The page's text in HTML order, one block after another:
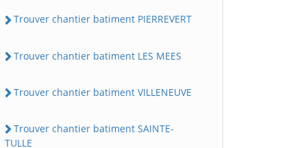
Trouver chantier batiment PIERREVERT
Trouver chantier batiment LES MEES
Trouver chantier batiment VILLENEUVE
Trouver chantier batiment SAINTE-
TULLE